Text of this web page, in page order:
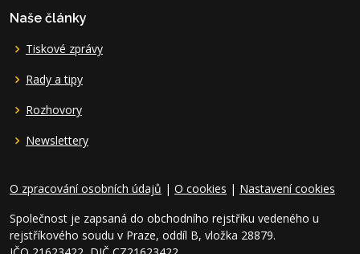
Naše články
Tiskové zprávy
Rady a tipy
Rozhovory
Newslettery
O zpracování osobních údajů | O cookies | Nastavení cookies
Společnost je zapsaná do obchodního rejstříku vedeného u
rejstříkového soudu v Praze, oddíl B, vložka 28879.